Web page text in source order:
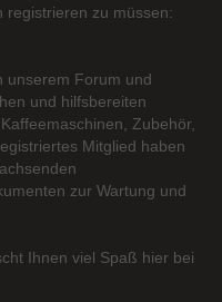
registrieren zu müssen:
unserem Forum und
und hilfsbereiten
Zubehör,
Mitglied haben
zur Wartung und
Ihnen viel Spaß hier bei